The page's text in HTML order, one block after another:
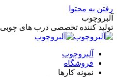
رفتن به محتوا
آلبروچوب
تولید کننده تخصصی درب های چوبی
آلبروچوب
فروشگاه
نمونه کارها